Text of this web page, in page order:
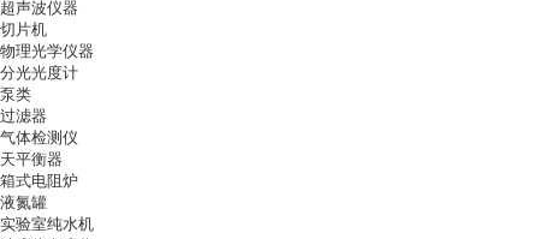
超声波仪器
切片机
物理光学仪器
分光光度计
泵类
过滤器
气体检测仪
天平衡器
箱式电阻炉
液氮罐
实验室纯水机